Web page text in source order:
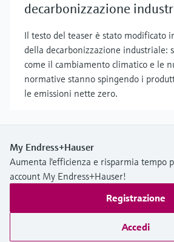
decarbonizzazione
Il testo del teaser è stato modificato
della decarbonizzazione industriale:
come il cambiamento climatico e le
normative stanno spingendo i
le emissioni nette zero.
My Endress+Hauser
Aumenta l'efficienza e risparmia tempo
account My Endress+Hauser!
Registrazione
Accedi